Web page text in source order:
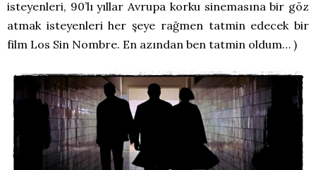
isteyenleri, 90’lı yıllar Avrupa korku sinemasına bir göz
atmak isteyenleri her şeye rağmen tatmin edecek bir
film Los Sin Nombre. En azından ben tatmin oldum… )